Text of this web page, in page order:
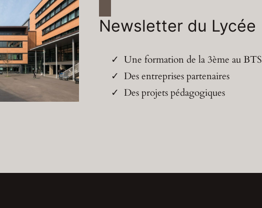
Newsletter du Lycée
Une formation de la 3ème au BTS
Des entreprises partenaires
Des projets pédagogiques